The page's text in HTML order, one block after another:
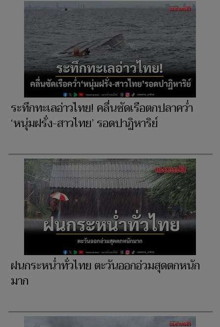
ระทึกทะเลอ่าวไทย! คลื่นซัดเรือตกปลาคว่ำ
‘หนุ่มฝรั่ง-สาวไทย’ รอดปาฏิหาริย์
ฝนกระหน่ำทั่วไทย ตะวันออกอ่วมสุดตกหนัก
มาก